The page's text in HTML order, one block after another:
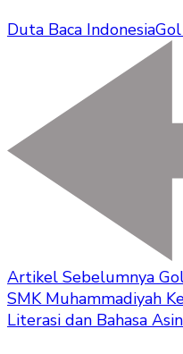
Duta Baca Indonesia
Artikel Sebelumnya
SMK Muhammadiyah
Literasi dan Bahasa